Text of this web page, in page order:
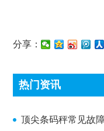
分享：
热门资讯
顶尖条码秤常见故
顶尖条码秤常见故